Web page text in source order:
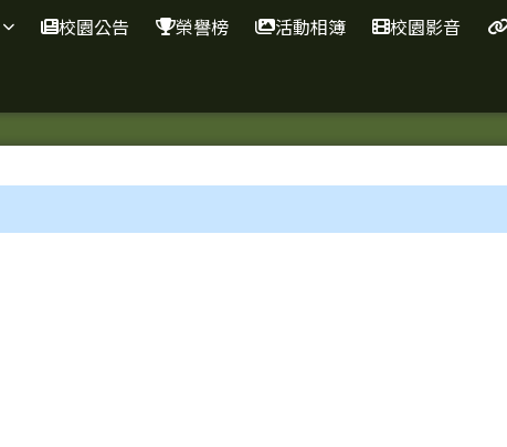
校園公告 榮譽榜 活動相簿 校園影音